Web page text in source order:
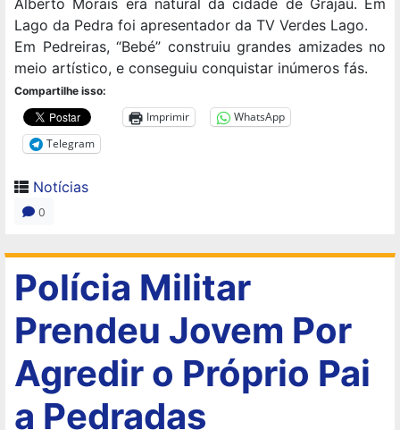
Lago da Pedra foi apresentador da TV Verdes Lago.
Em Pedreiras, “Bebé” construiu grandes amizades no
meio artístico, e conseguiu conquistar inúmeros fás.
Compartilhe isso:
Imprimir
WhatsApp
Telegram
Notícias
0
Polícia Militar
Prendeu Jovem Por
Agredir o Próprio Pai
a Pedradas